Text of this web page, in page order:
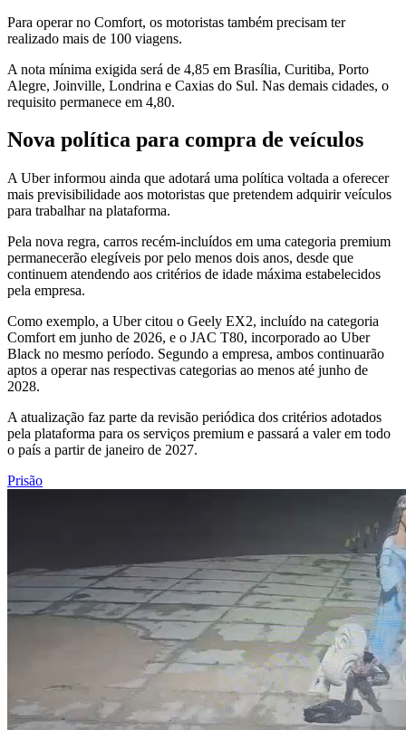
Para operar no Comfort, os motoristas também precisam ter
realizado mais de 100 viagens.
A nota mínima exigida será de 4,85 em Brasília, Curitiba, Porto
Alegre, Joinville, Londrina e Caxias do Sul. Nas demais cidades, o
requisito permanece em 4,80.
Nova política para compra de veículos
A Uber informou ainda que adotará uma política voltada a oferecer
mais previsibilidade aos motoristas que pretendem adquirir veículos
para trabalhar na plataforma.
Pela nova regra, carros recém-incluídos em uma categoria premium
permanecerão elegíveis por pelo menos dois anos, desde que
continuem atendendo aos critérios de idade máxima estabelecidos
pela empresa.
Como exemplo, a Uber citou o Geely EX2, incluído na categoria
Comfort em junho de 2026, e o JAC T80, incorporado ao Uber
Black no mesmo período. Segundo a empresa, ambos continuarão
aptos a operar nas respectivas categorias ao menos até junho de
2028.
A atualização faz parte da revisão periódica dos critérios adotados
pela plataforma para os serviços premium e passará a valer em todo
o país a partir de janeiro de 2027.
Prisão